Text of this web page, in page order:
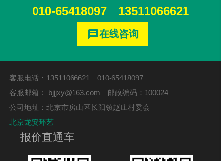
010-65418097 13511066621
message在线咨询
客服电话：13511066621 010-65418097
客服邮箱： bjjjxy@163.com 邮政编码：100024
公司地址：北京市房山区长阳镇赵庄村委会
北京龙安环艺
报价直通车